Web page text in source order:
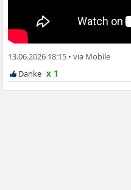
13.06.2026 18:15 •
x 1